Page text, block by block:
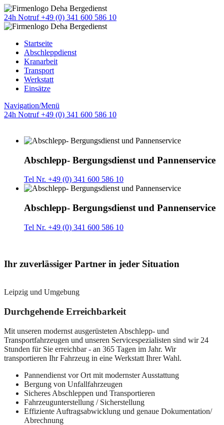
24h Notruf +49 (0) 341 600 586 10
Startseite
Abschleppdienst
Kranarbeit
Transport
Werkstatt
Einsätze
Navigation/Menü
24h Notruf +49 (0) 341 600 586 10
Abschlepp- Bergungsdienst und Pannenservice
Tel Nr. +49 (0) 341 600 586 10
Abschlepp- Bergungsdienst und Pannenservice
Tel Nr. +49 (0) 341 600 586 10
Ihr zuverlässiger Partner in jeder Situation
Leipzig und Umgebung
Durchgehende Erreichbarkeit
Mit unseren modernst ausgerüsteten Abschlepp- und
Transportfahrzeugen und unseren Servicespezialisten sind wir 24
Stunden für Sie erreichbar - an 365 Tagen im Jahr. Wir
transportieren Ihr Fahrzeug in eine Werkstatt Ihrer Wahl.
Pannendienst vor Ort mit modernster Ausstattung
Bergung von Unfallfahrzeugen
Sicheres Abschleppen und Transportieren
Fahrzeugunterstellung / Sicherstellung
Effiziente Auftragsabwicklung und genaue Dokumentation/
Abrechnung